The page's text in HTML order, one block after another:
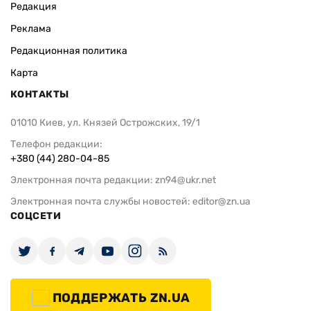
Редакция
Реклама
Редакционная политика
Карта
КОНТАКТЫ
01010 Киев, ул. Князей Острожских, 19/1
Телефон редакции:
+380 (44) 280-04-85
Электронная почта редакции: zn94@ukr.net
Электронная почта службы новостей: editor@zn.ua
СОЦСЕТИ
ПОДДЕРЖАТЬ ZN.UA